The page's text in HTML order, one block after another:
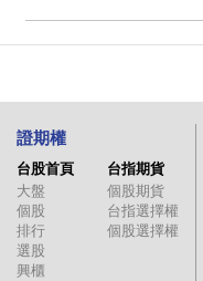
證期權
台股首頁
大盤
個股
排行
選股
興櫃
台指期貨
個股期貨
台指選擇權
個股選擇權